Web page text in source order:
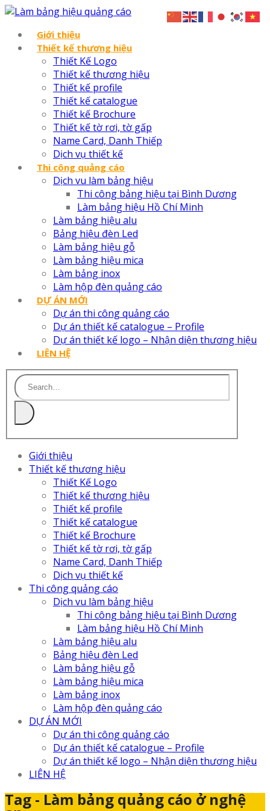
Giới thiệu
Thiết kế thương hiệu
Thiết Kế Logo
Thiết kế thương hiệu
Thiết kế profile
Thiết kế catalogue
Thiết kế Brochure
Thiết kế tờ rơi, tờ gấp
Name Card, Danh Thiếp
Dịch vụ thiết kế
Thi công quảng cáo
Dịch vu làm bảng hiệu
Thi công bảng hiệu tại Bình Dương
Làm bảng hiệu Hồ Chí Minh
Làm bảng hiệu alu
Bảng hiệu đèn Led
Làm bảng hiệu gỗ
Làm bảng hiệu mica
Làm bảng inox
Làm hộp đèn quảng cáo
DỰ ÁN MỚI
Dự án thi công quảng cáo
Dự án thiết kế catalogue – Profile
Dự án thiết kế logo – Nhận diện thương hiệu
LIÊN HỆ
Giới thiệu
Thiết kế thương hiệu
Thiết Kế Logo
Thiết kế thương hiệu
Thiết kế profile
Thiết kế catalogue
Thiết kế Brochure
Thiết kế tờ rơi, tờ gấp
Name Card, Danh Thiếp
Dịch vụ thiết kế
Thi công quảng cáo
Dịch vu làm bảng hiệu
Thi công bảng hiệu tại Bình Dương
Làm bảng hiệu Hồ Chí Minh
Làm bảng hiệu alu
Bảng hiệu đèn Led
Làm bảng hiệu gỗ
Làm bảng hiệu mica
Làm bảng inox
Làm hộp đèn quảng cáo
DỰ ÁN MỚI
Dự án thi công quảng cáo
Dự án thiết kế catalogue – Profile
Dự án thiết kế logo – Nhận diện thương hiệu
LIÊN HỆ
Tag - Làm bảng quảng cáo ở nghệ